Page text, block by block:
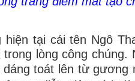
tại cái tên Ngô
lòng công chúng.
toát lên từ gương